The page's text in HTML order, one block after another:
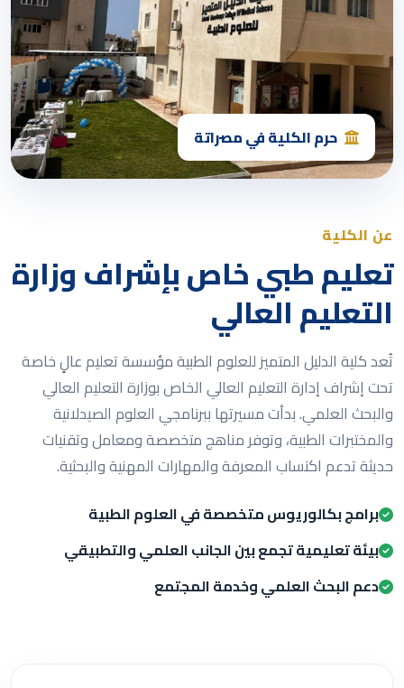
حرم الكلية في مصراتة
عن الكلية
تعليم طبي خاص بإشراف وزارة
التعليم العالي
تُعد كلية الدليل المتميز للعلوم الطبية مؤسسة تعليم عالٍ خاصة
تحت إشراف إدارة التعليم العالي الخاص بوزارة التعليم العالي
والبحث العلمي. بدأت مسيرتها ببرنامجي العلوم الصيدلانية
والمختبرات الطبية، وتوفر مناهج متخصصة ومعامل وتقنيات
حديثة تدعم اكتساب المعرفة والمهارات المهنية والبحثية.
برامج بكالوريوس متخصصة في العلوم الطبية
بيئة تعليمية تجمع بين الجانب العلمي والتطبيقي
دعم البحث العلمي وخدمة المجتمع